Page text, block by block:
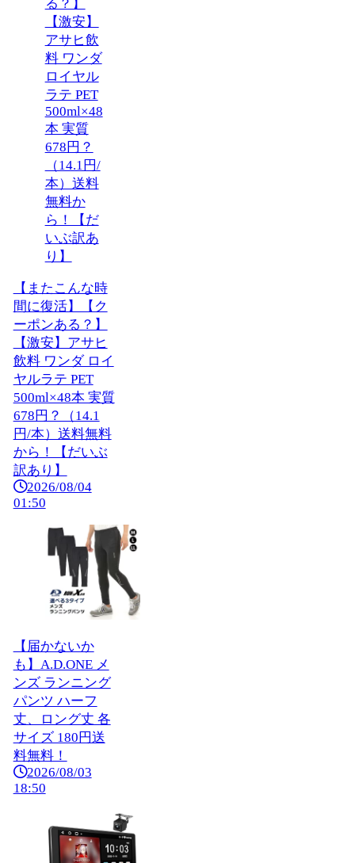
【またこんな時
間に復活】【ク
ーポンある？】
【激安】アサヒ
飲料 ワンダ ロイ
ヤルラテ PET
500ml×48本 実質
678円？（14.1
円/本）送料無料
から！【だいぶ
訳あり】
2026/08/04
01:50
【届かないか
も】A.D.ONE メ
ンズ ランニング
パンツ ハーフ
丈、ロング丈 各
サイズ 180円送
料無料！
2026/08/03
18:50